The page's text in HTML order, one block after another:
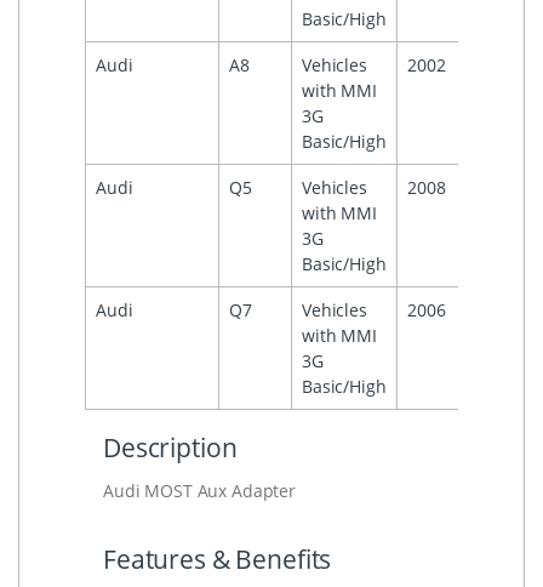
Basic/High
Audi
A8
Vehicles
with MMI
3G
Basic/High
2002
Audi Q5
Vehicles
with MMI
3G
Basic/High
2008
Audi Q7
Vehicles
with MMI
3G
Basic/High
2006
Description
Audi MOST Aux Adapter
Features & Benefits